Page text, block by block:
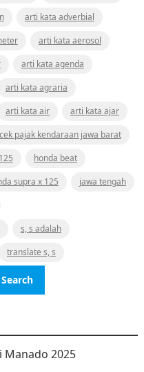
arti kata adverbial
arti kata aerosol
arti kata agenda
arti kata agraria
arti kata air
arti kata ajar
pajak kendaraan jawa barat
honda beat
supra x 125
jawa tengah
s, s adalah
translate s, s
Manado 2025